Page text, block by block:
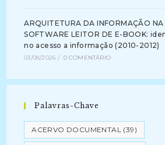
ARQUITETURA DA INFORMAÇÃO NA
SOFTWARE LEITOR DE E-BOOK:
no acesso a informação (2010-2012)
03/08/2026 / 0 COMENTÁRIO
Palavras-Chave
ACERVO DOCUMENTAL (39)